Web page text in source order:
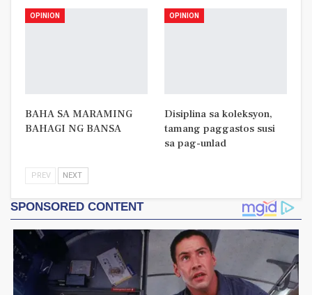
OPINION
BAHA SA MARAMING
BAHAGI NG BANSA
OPINION
Disiplina sa koleksyon,
tamang paggastos susi
sa pag-unlad
PREV NEXT